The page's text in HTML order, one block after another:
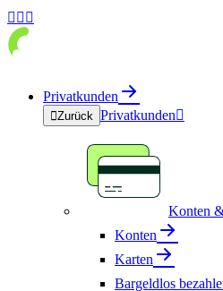
  
Privatkunden
Zurück Privatkunden
Konten
Konten
Karten
Bargeldlos